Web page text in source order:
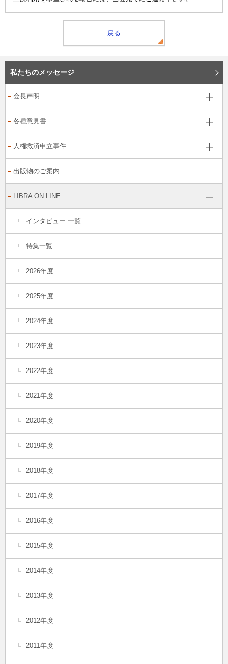
戻る
私たちのメッセージ
会長声明
各種意見書
人権救済申立事件
出版物のご案内
LIBRA ON LINE
インタビュー 一覧
特集一覧
2026年度
2025年度
2024年度
2023年度
2022年度
2021年度
2020年度
2019年度
2018年度
2017年度
2016年度
2015年度
2014年度
2013年度
2012年度
2011年度